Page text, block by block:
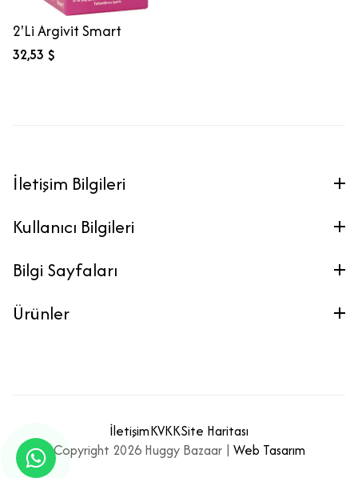
2'Li Argivit Smart
32,53 $
İletişim Bilgileri
Kullanıcı Bilgileri
Bilgi Sayfaları
Ürünler
İletişimKVKKSite Haritası
Copyright 2026 Huggy Bazaar | Web Tasarım